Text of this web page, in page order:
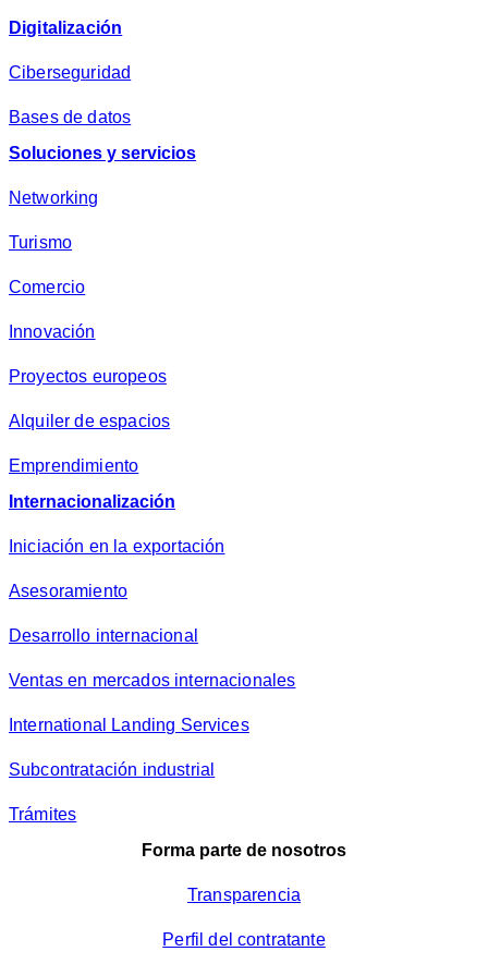
Digitalización
Ciberseguridad
Bases de datos
Soluciones y servicios
Networking
Turismo
Comercio
Innovación
Proyectos europeos
Alquiler de espacios
Emprendimiento
Internacionalización
Iniciación en la exportación
Asesoramiento
Desarrollo internacional
Ventas en mercados internacionales
International Landing Services
Subcontratación industrial
Trámites
Forma parte de nosotros
Transparencia
Perfil del contratante